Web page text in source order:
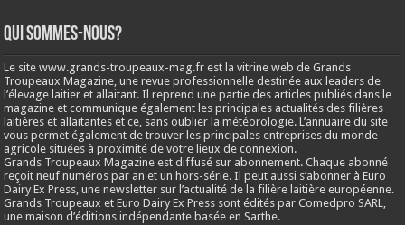
Qui sommes-nous?
Le site www.grands-troupeaux-mag.fr est la vitrine web de Grands
Troupeaux Magazine, une revue professionnelle destinée aux leaders de
l’élevage laitier et allaitant. Il reprend une partie des articles publiés dans le
magazine et communique également les principales actualités des filières
laitières et allaitantes et ce, sans oublier la météorologie. L’annuaire du site
vous permet également de trouver les principales entreprises du monde
agricole situées à proximité de votre lieux de connexion.
Grands Troupeaux Magazine est diffusé sur abonnement. Chaque abonné
reçoit neuf numéros par an et un hors-série. Il peut aussi s’abonner à Euro
Dairy Ex Press, une newsletter sur l’actualité de la filière laitière européenne.
Grands Troupeaux et Euro Dairy Ex Press sont édités par Comedpro SARL,
une maison d’éditions indépendante basée en Sarthe.